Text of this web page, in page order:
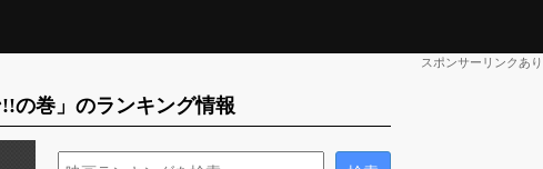
スポンサーリンクあり
の巻」のランキング情報